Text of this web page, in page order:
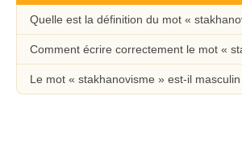
Quelle est la définition du mot «
Comment écrire correctement le mot «
Le mot « stakhanovisme » est-il